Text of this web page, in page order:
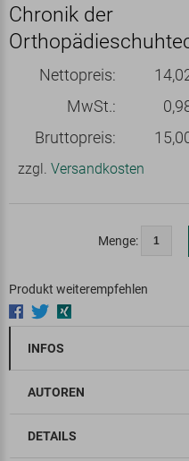
Chronik der
Nettopreis:
MwSt.:
Bruttopreis:
zzgl. Versandkosten
Menge:
Produkt weiterempfehlen
INFOS
AUTOREN
DETAILS